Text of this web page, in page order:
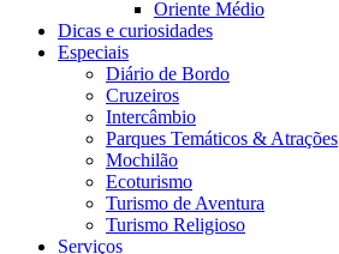
Oriente Médio
Dicas e curiosidades
Especiais
Diário de Bordo
Cruzeiros
Intercâmbio
Parques Temáticos & Atrações
Mochilão
Ecoturismo
Turismo de Aventura
Turismo Religioso
Serviços